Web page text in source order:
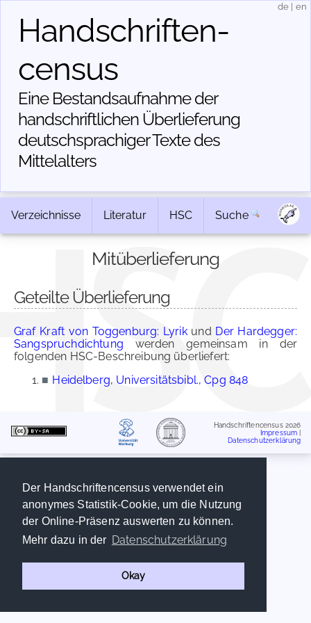
Der Handschriftencensus verwendet ein
anonymes Statistik-Cookie, um die Nutzung
der Online-Präsenz auswerten zu können.
Mehr dazu in der Datenschutzerklärung
Okay
Handschriften­
census
Eine Bestandsaufnahme der
handschriftlichen Über­lieferung
deutschsprachiger Texte des
Mittelalters
de en
Verzeichnisse Literatur HSC Suche
Mitüberlieferung
Geteilte Überlieferung
Graf Kraft von Toggenburg: Lyrikund Der Hardegger:
Sangspruchdichtung werden gemeinsam in der
folgenden HSC-Beschreibung überliefert:
■ Heidelberg, Universitätsbibl., Cpg 848
Handschriftencensus 2026
Impressum
Datenschutzerklärung